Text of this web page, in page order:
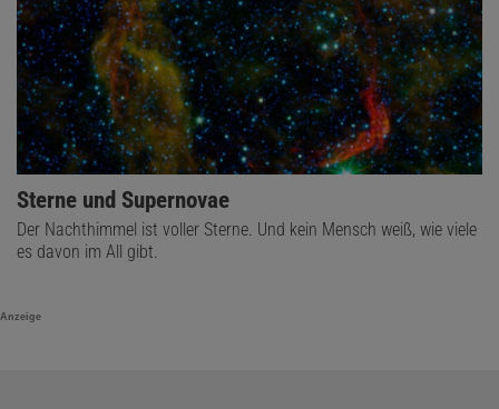
Sterne und Supernovae
Der Nachthimmel ist voller Sterne. Und kein Mensch weiß, wie viele
es davon im All gibt.
Anzeige